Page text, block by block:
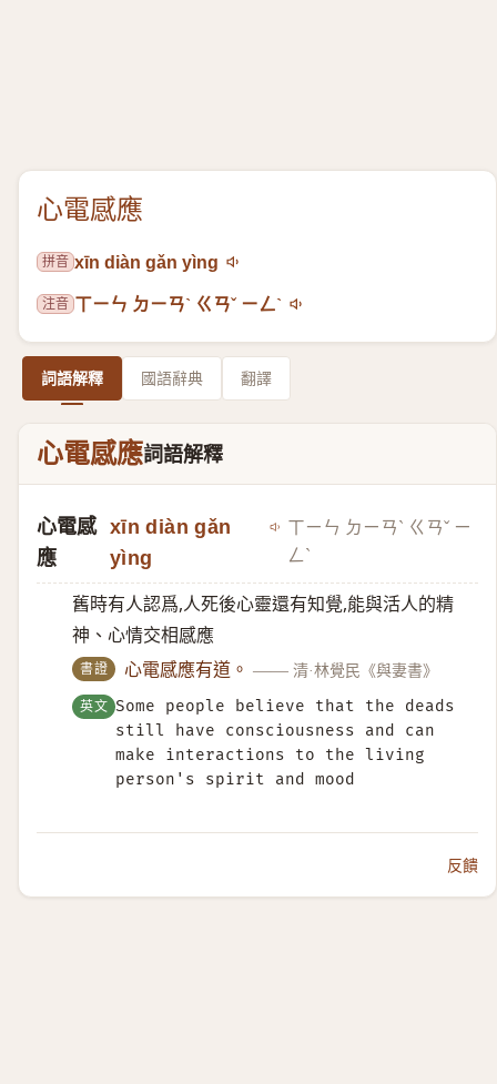
心電感應
拼音 xīn diàn gǎn yìng
注音 ㄒㄧㄣ ㄉㄧㄢˋ ㄍㄢˇ ㄧㄥˋ
詞語解釋 國語辭典 翻譯
心電感應詞語解釋
心電感
應
xīn diàn gǎn
yìng
ㄒㄧㄣ ㄉㄧㄢˋ ㄍㄢˇ ㄧ
ㄥˋ
舊時有人認爲,人死後心靈還有知覺,能與活人的精
神、心情交相感應
書證 心電感應有道。 —— 清·林覺民《與妻書》
英文 Some people believe that the deads
still have consciousness and can
make interactions to the living
person's spirit and mood
反饋